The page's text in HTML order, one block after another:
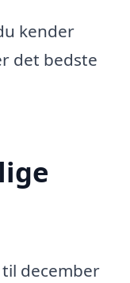
kender
det bedste
december